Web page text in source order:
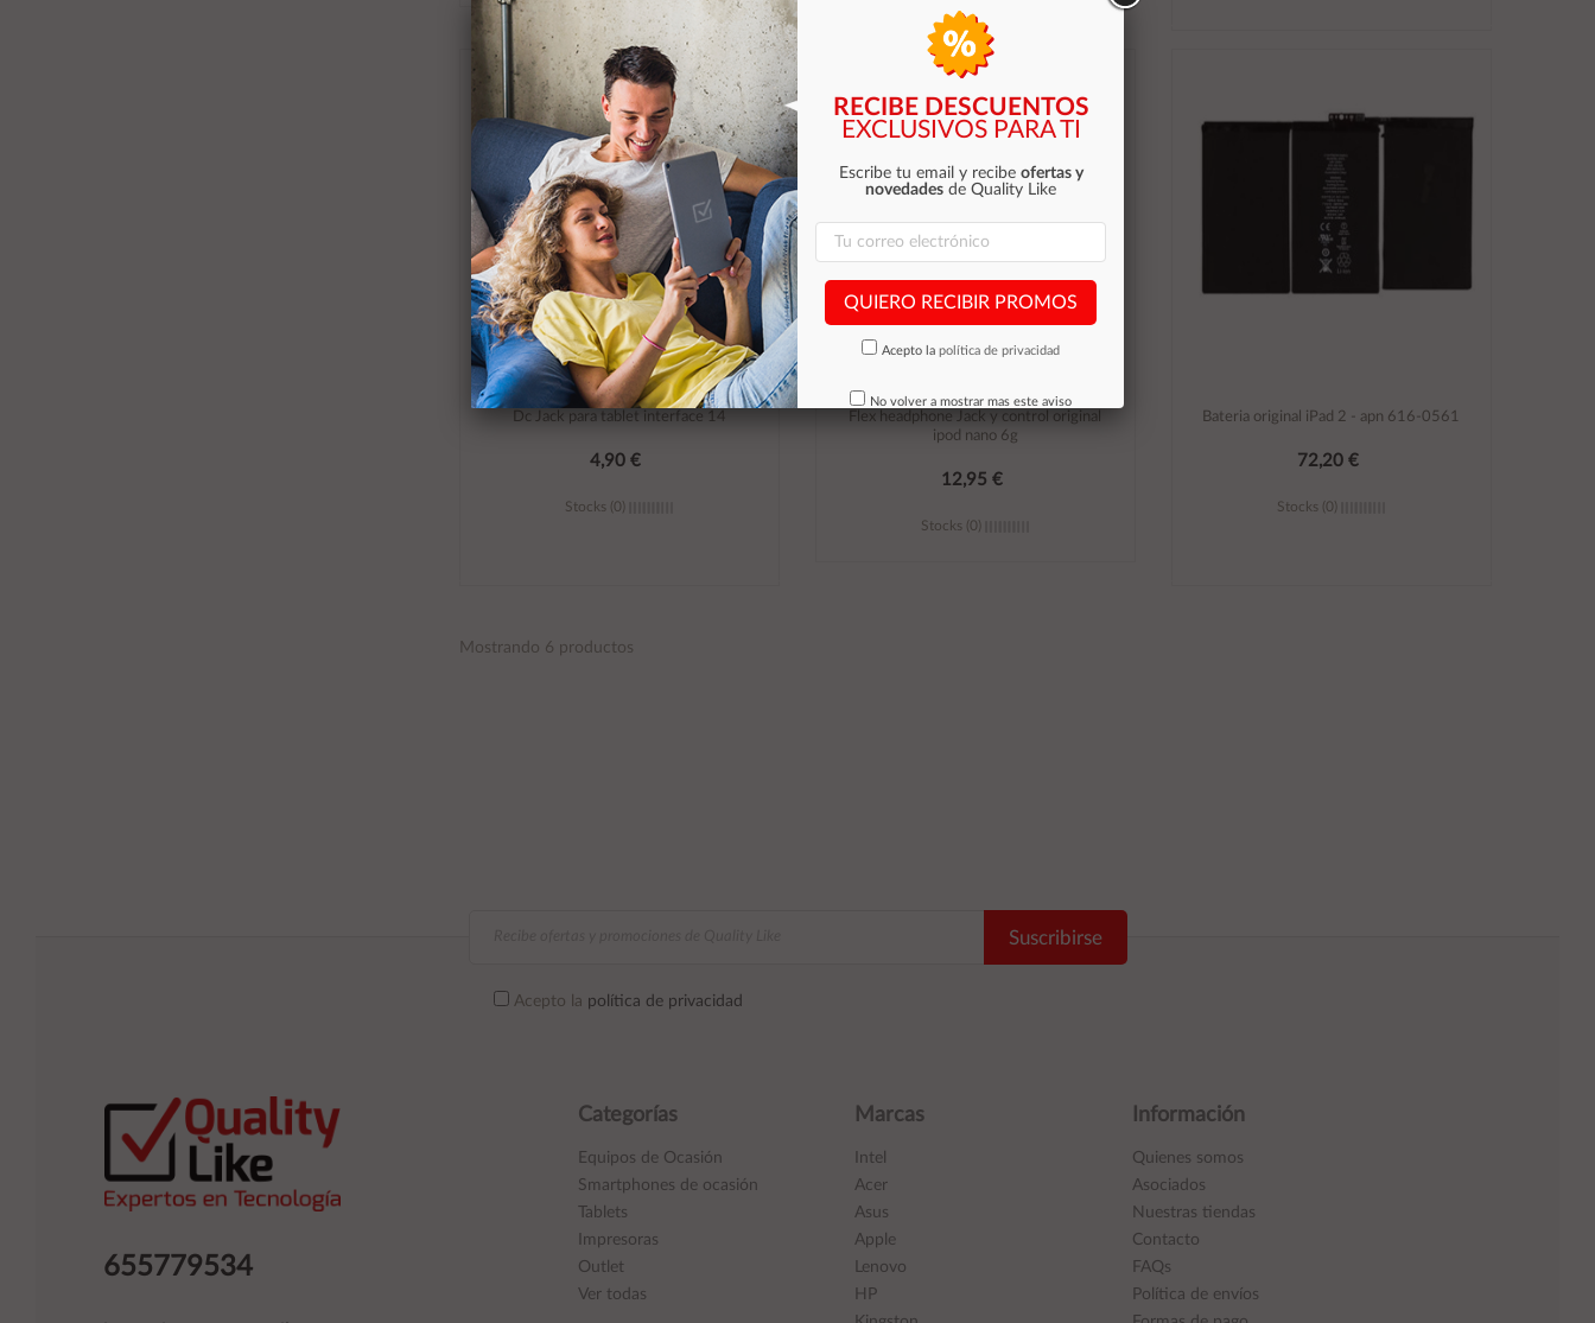
Añadir al carrito Añadir al carrito
Dc Jack para tablet interface 14
4,90 €
Stocks (0)
Flex headphone Jack y control original
ipod nano 6g
12,95 €
Stocks (0)
Bateria original iPad 2 - apn 616-0561
72,20 €
Stocks (0)
Mostrando 6 productos
Suscribirse
Acepto la política de privacidad
655779534
Categorías
Equipos de Ocasión
Smartphones de ocasión
Tablets
Impresoras
Outlet
Ver todas
Marcas
Intel
Acer
Asus
Apple
Lenovo
HP
Información
Quienes somos
Asociados
Nuestras tiendas
Contacto
FAQs
Política de envíos
RECIBE DESCUENTOS
EXCLUSIVOS PARA TI
Escribe tu email y recibe ofertas y
novedades de Quality Like
QUIERO RECIBIR PROMOS
Acepto la política de privacidad
No volver a mostrar mas este aviso